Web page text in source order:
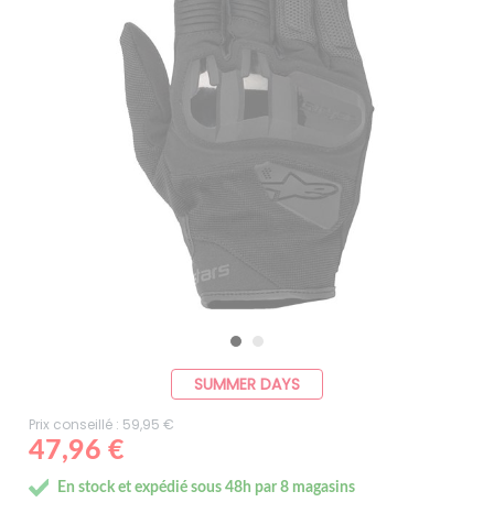
SUMMER DAYS
Prix conseillé : 59,95 €
47,96 €
En stock et expédié sous 48h par 8 magasins